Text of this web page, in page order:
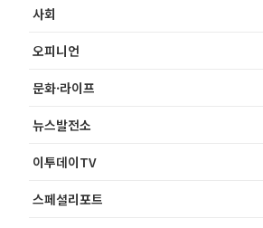
사회
오피니언
문화·라이프
뉴스발전소
이투데이TV
스페셜리포트